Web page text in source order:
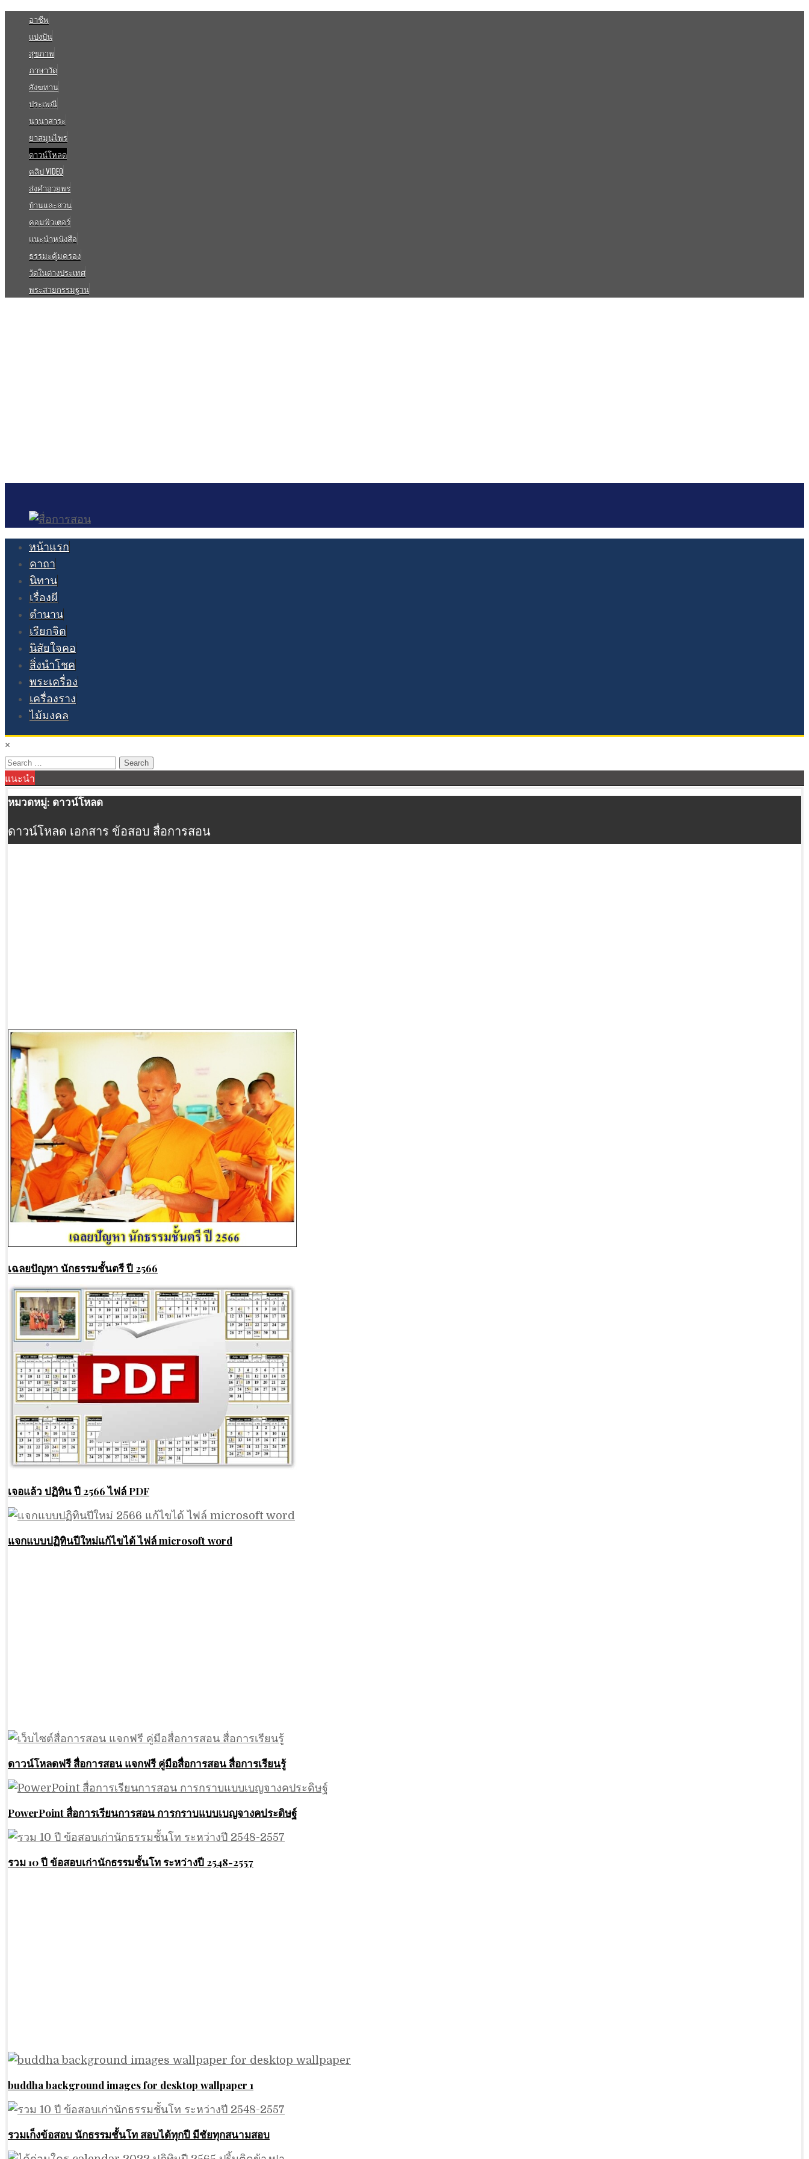
อาชีพ
แบ่งปัน
สุขภาพ
ภาษาวัด
สังฆทาน
ประเพณี
นานาสาระ
ยาสมุนไพร
ดาวน์โหลด
คลิป VIDEO
ส่งคำอวยพร
บ้านและสวน
คอมพิวเตอร์
แนะนำหนังสือ
ธรรมะคุ้มครอง
วัดในต่างประเทศ
พระสายกรรมฐาน
หน้าแรก
คาถา
นิทาน
เรื่องผี
ตำนาน
เรียกจิต
นิสัยใจคอ
สิ่งนำโชค
พระเครื่อง
เครื่องราง
ไม้มงคล
×
Search
for:
แนะนำ
หมวดหมู่: ดาวน์โหลด
ดาวน์โหลด เอกสาร ข้อสอบ สื่อการสอน
เฉลยปัญหา นักธรรมชั้นตรี ปี 2566
เจอแล้ว ปฏิทิน ปี 2566 ไฟล์ PDF
แจกแบบปฏิทินปีใหม่แก้ไขได้ ไฟล์ microsoft word
ดาวน์โหลดฟรี สื่อการสอน แจกฟรี คู่มือสื่อการสอน สื่อการเรียนรู้
PowerPoint สื่อการเรียนการสอน การกราบแบบเบญจางคประดิษฐ์
รวม 10 ปี ข้อสอบเก่านักธรรมชั้นโท ระหว่างปี 2548-2557
buddha background images for desktop wallpaper 1
รวมเก็งข้อสอบ นักธรรมชั้นโท สอบได้ทุกปี มีชัยทุกสนามสอบ